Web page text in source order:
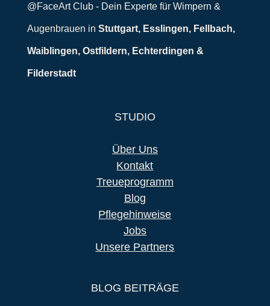
@FaceArt Club - Dein Experte für Wimpern &
Augenbrauen in Stuttgart, Esslingen, Fellbach,
Waiblingen, Ostfildern, Echterdingen &
Filderstadt
STUDIO
Über Uns
Kontakt
Treueprogramm
Blog
Pflegehinweise
Jobs
Unsere Partners
BLOG BEITRÄGE